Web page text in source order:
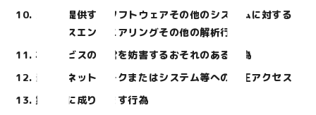
当社が提供するソフトウェアその他のシステムに対する
リバースエンジニアリングその他の解析行為
本サービスの運営を妨害するおそれのある行為
当社のネットワークまたはシステム等への不正アクセス
第三者に成りすます行為